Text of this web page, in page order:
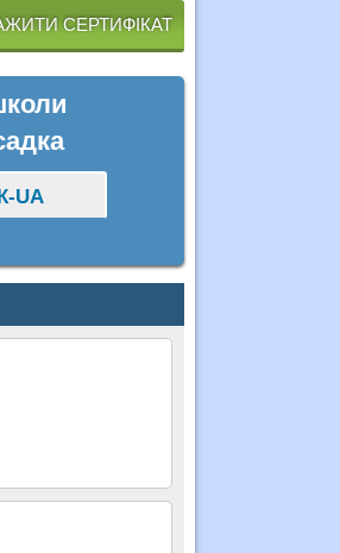
СЕРТИФІКАТ
UA